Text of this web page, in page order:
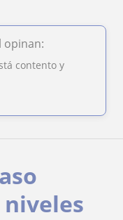
opinan:
contento y